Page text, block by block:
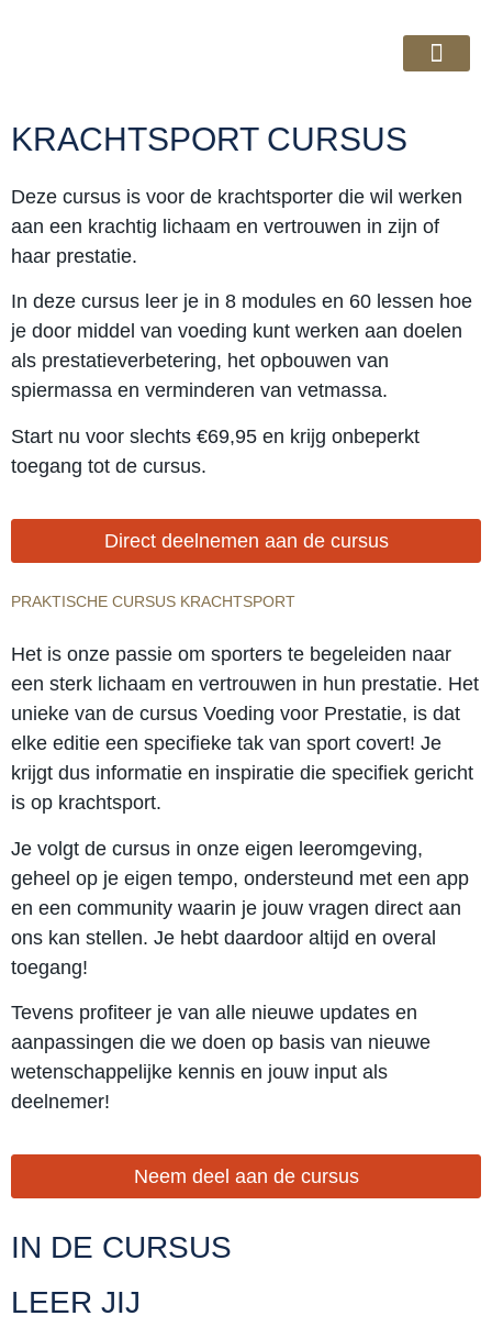
KRACHTSPORT CURSUS
Deze cursus is voor de krachtsporter die wil werken
aan een krachtig lichaam en vertrouwen in zijn of
haar prestatie.
In deze cursus leer je in 8 modules en 60 lessen hoe
je door middel van voeding kunt werken aan doelen
als prestatieverbetering, het opbouwen van
spiermassa en verminderen van vetmassa.
Start nu voor slechts €69,95 en krijg onbeperkt
toegang tot de cursus.
Direct deelnemen aan de cursus
PRAKTISCHE CURSUS KRACHTSPORT
Het is onze passie om sporters te begeleiden naar
een sterk lichaam en vertrouwen in hun prestatie. Het
unieke van de cursus Voeding voor Prestatie, is dat
elke editie een specifieke tak van sport covert! Je
krijgt dus informatie en inspiratie die specifiek gericht
is op krachtsport.
Je volgt de cursus in onze eigen leeromgeving,
geheel op je eigen tempo, ondersteund met een app
en een community waarin je jouw vragen direct aan
ons kan stellen. Je hebt daardoor altijd en overal
toegang!
Tevens profiteer je van alle nieuwe updates en
aanpassingen die we doen op basis van nieuwe
wetenschappelijke kennis en jouw input als
deelnemer!
Neem deel aan de cursus
IN DE CURSUS
LEER JIJ